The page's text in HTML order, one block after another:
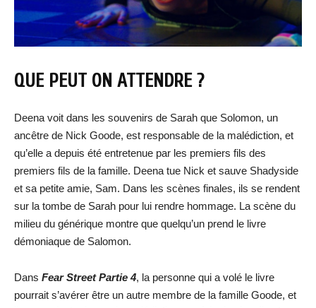
QUE PEUT ON ATTENDRE ?
Deena voit dans les souvenirs de Sarah que Solomon, un
ancêtre de Nick Goode, est responsable de la malédiction, et
qu’elle a depuis été entretenue par les premiers fils des
premiers fils de la famille. Deena tue Nick et sauve Shadyside
et sa petite amie, Sam. Dans les scènes finales, ils se rendent
sur la tombe de Sarah pour lui rendre hommage. La scène du
milieu du générique montre que quelqu’un prend le livre
démoniaque de Salomon.
Dans Fear Street Partie 4, la personne qui a volé le livre
pourrait s’avérer être un autre membre de la famille Goode, et